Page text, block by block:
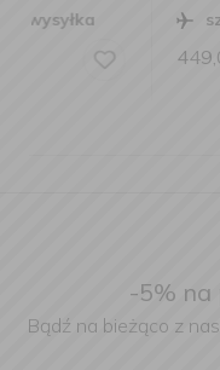
szybka wysyłka
449,00
-5% na
Bądź na bieżąco z